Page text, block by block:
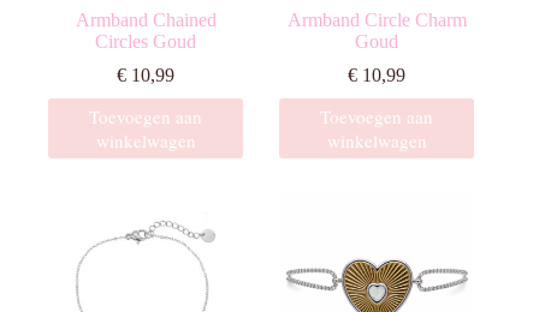
Armband Chained
Circles Goud
€ 10,99
Toevoegen aan
winkelwagen
Armband Circle Charm
Goud
€ 10,99
Toevoegen aan
winkelwagen